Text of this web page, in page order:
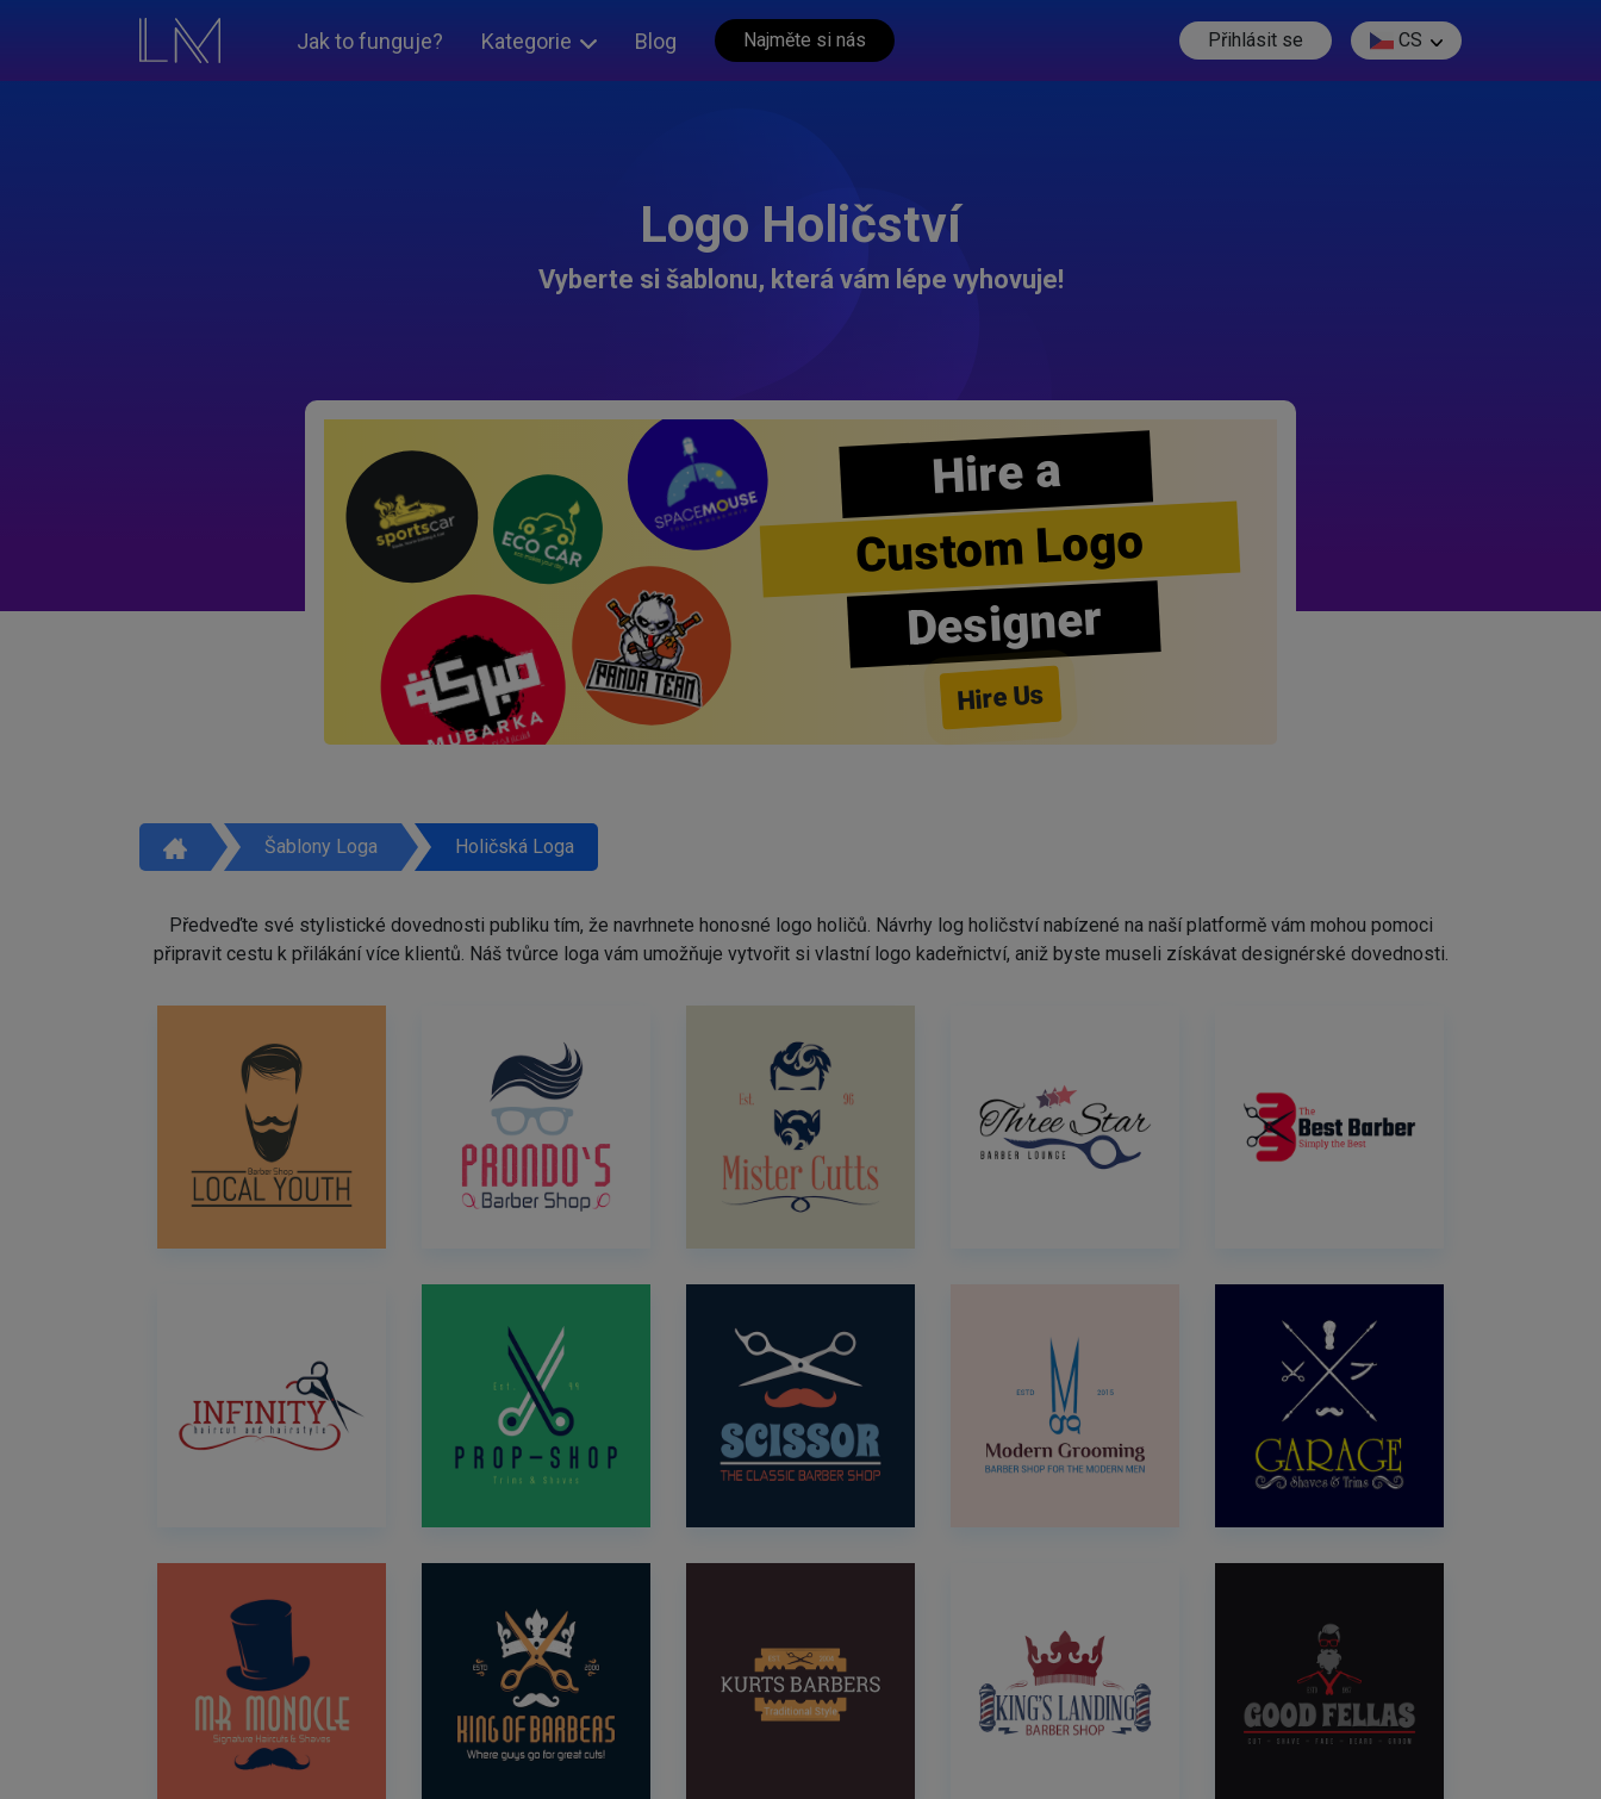
Jak to funguje? Kategorie Blog Najměte si nás Přihlásit se CS
Logo Holičství
Vyberte si šablonu, která vám lépe vyhovuje!
Hire a
Custom Logo
Designer
Hire Us
Šablony Loga Holičská Loga
Předveďte své stylistické dovednosti publiku tím, že navrhnete honosné logo holičů. Návrhy log holičství nabízené na naší platformě vám mohou pomoci
připravit cestu k přilákání více klientů. Náš tvůrce loga vám umožňuje vytvořit si vlastní logo kadeřnictví, aniž byste museli získávat designérské dovednosti.